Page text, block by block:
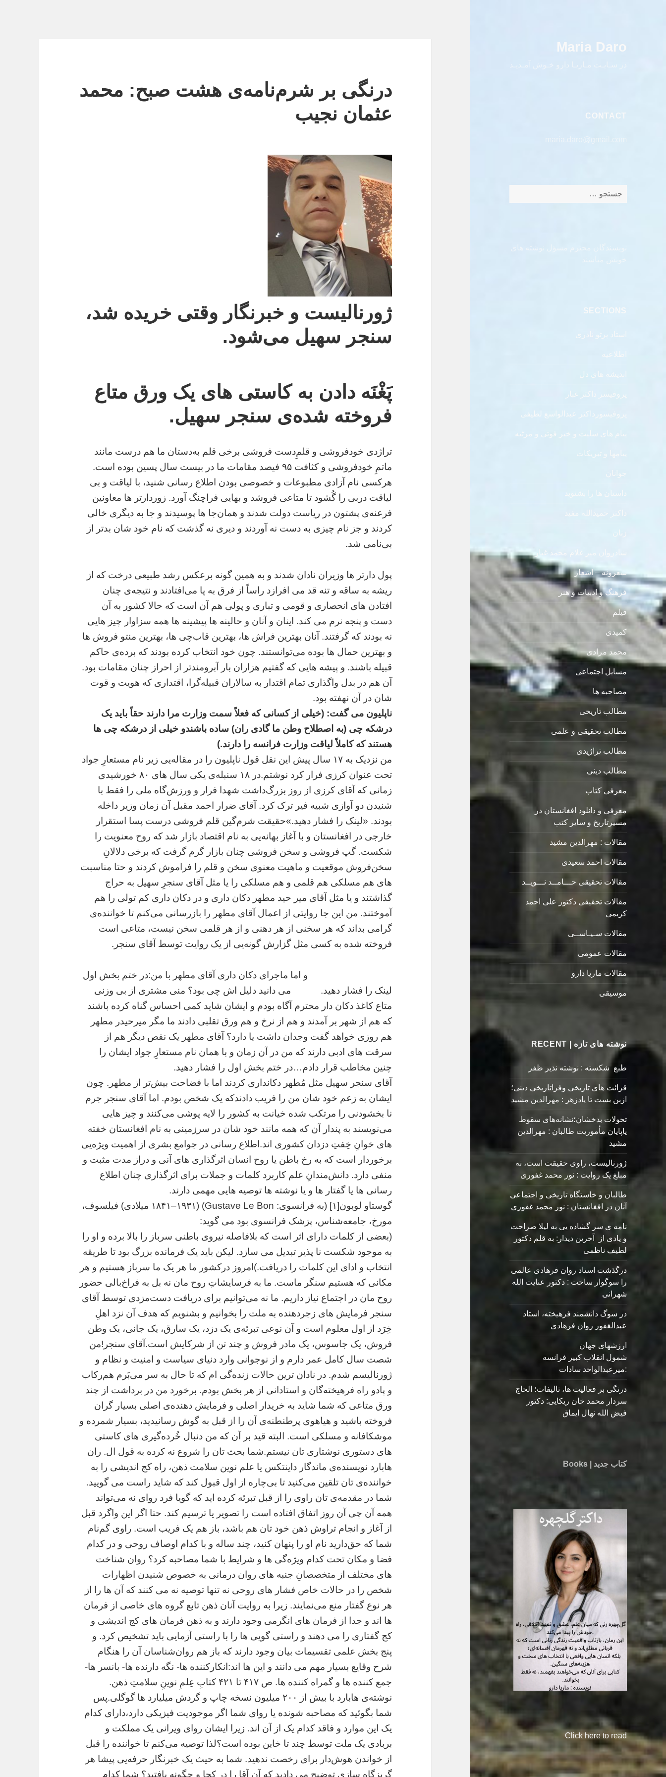
Maria Daro
در سـایـت مـاریـا دارو خـوش آمـدیـد
CONTACT
برای:
نویسندگان محترم مسؤل نوشته های
SECTIONS
استاد پرتو نادری
اطلاعیه
اندیشه های دل
پروفیسر داکتر غبار
پروفیسورداکتر عبدالواسع لطیفی
پیام های سلیت و خبر فوتی و مرثیه
پیامها و تبریکات
جوانان
داستان ها را بشنوید
داکتر حمیدالله مفید
زنان
شادروان میر غلام محمد غبار
شعرونه – اشعار
فرهنگ و ادبیات و هنر
فیلم
کمیدی
محمد مرادی
مسایل اجتماعی
مصاحبه ها
مطالب تاریخی
مطالب تحقیقی و علمی
مطالب تراژیدی
مطالب دینی
معرفی کتاب
معرفی و دانلود افغانستان در
مسیرتاریخ و سایر کتب
مقالات : مهرالدین مشید
مقالات احمد سعیدی
مقالات تحقیقی حـــامــد نـــویــد
مقالات تحقیقی دکتور علی احمد
کریمی
مقالات سـیـاســی
مقالات عمومی
مقالات ماریا دارو
موسیقی
نوشته های تازه | RECENT
طبع شکسته : نوشته نذیر ظفر
قرائت های تاریخی وفراتاریخی دینی؛
ازبن بست تا پادزهر : مهرالدین مشید
تحولات بدخشان؛نشانه‌های سقوط
یاپایان مأموریت طالبان : مهرالدین
مشید
ژورنالیست، راوی حقیقت است، نه
مبلغ یک روایت : نور محمد غفوری
طالبان و خاستگاه تاریخی و اجتماعی
آنان در افغانستان : نور محمد غفوری
نامه ی سر گشاده يی به ليلا صراحت
و یادی از آخرین دیدار: به قلم دکتور
لطیف ناظمی
درگذشت استاد روان فرهادی عالمی
را سوگوار ساخت : دکتور عنایت الله
شهرانی
در سوگ دانشمند فرهیخته، استاد
عبدالغفور روان فرهادی
ارزشهای جهان
شمول انقلاب کبیر فرانسه
:میرعبدالواحد سادات
درنگی بر فعالیت ها، تالیفات؛ الحاج
سردار محمد خان ریکایی: دکتور
فیض الله نهال ایماق
کتاب جدید | Books
Click here to read
درنگی بر شرم‌نامه‌ی هشت صبح: محمد
عثمان نجیب
ژورنالیست و خبرنگار وقتی خریده شد،
سنجر سهیل می‌شود.
پَغْنَه دادن به کاستی های یک ورق متاع
فروخته شده‌ی سنجر سهیل.
تراژدی خود‌فروشی و قلمِ‌دست فروشی برخی قلم‌ به‌دستان ما هم درست مانند
ماتمِ خود‌فروشی و کثافت ۹۵ فیصد مقامات ما در بیست سال پسین بوده است.
هرکسی نام آزادی مطبوعات و خصوصی بودن اطلاع رسانی شنید،‌ با لیاقت و بی
لیاقت دربی را گُشود تا متاعی فروشد و‌ بهایی فراچنگ آورد. زوردارتر ها معاونین
فرعنه‌ی پشتون در ریاست دولت شدند و همان‌جا ها پوسیدند و جا به دیگری خالی
کردند و جز نام چیزی به دست نه آوردند و دیری نه گذشت که نام خود شان بدتر از
بی‌نامی شد.
پول دارتر ها وزیران نادان شدند و به همین گونه برعکس رشد طبیعی درخت که از
ریشه به ساقه و تنه قد می افرازد راساً از فرق به پا می‌افتادند و نتیجه‌ی چنان
افتادن های انحصاری و قومی و تباری و پولی هم آن است که حالا کشور به آن
دست و ‌پنجه نرم می کند.‌ اینان و آنان و حالینه ها پیشینه ها همه سزاوار چیز هایی
نه بودند که گرفتند. آنان بهترین فراش ها، بهترین قاب‌چی ها‌،‌ بهترین منتو فروش ها
و‌ بهترین حمال ها بوده می‌توانستند. چون خود انتخاب کرده بودند که برده‌ی حاکم
قبیله باشند. و پیشه هایی که گفتیم هزاران بار آبرومندتر از احراز چنان مقامات بود.
آن هم در بدل واگذاری تمام اقتدار به سالاران قبیله‌‌گرا، اقتداری که هویت و قوت
شان در آن نهفته بود.
ناپلیون می گفت: (خیلی از کسانی که فعلاً سمت وزارت مرا دارند حقاً باید یک
درشکه چی (به اصطلاح وطن ما گادی ران) ساده باشندو خیلی از درشکه چی ها
هستند که کاملاً لیاقت وزارت فرانسه را دارند.)
من نزدیک به ۱۷ سال پیش این نقل قول ناپلیون را در مقاله‌یی زیر نام مستعارِ جواد
تحت عنوان کرزی فرار کرد نوشتم.در ۱۸ سنبله‌ی یکی سال های ۸۰ خورشیدی
زمانی که آقای کرزی از روز بزرگ‌داشت شهدا فرار و ورزش‌گاه ملی را فقط با
شنیدن دو آوازی شبیه فیر ترک کرد. آقای ضرار احمد مقبل آن زمان وزیر داخله
بودند. «لینک را فشار دهید.»حقیقت شرم‌گین قلم‌ فروشی درست پسا استقرار
خارجی در افغانستان و با آغاز بهانه‌یی به نام اقتصاد بازار شد که روح معنویت را
شکست. گپ فروشی و سخن فروشی چنان بازار گرم گرفت که برخی دلالانِ
سخن‌فروش موقعیت و ماهیت معنوی ‌سخن و قلم را فراموش کردند و‌ حتا مناسبت
های هم مسلکی هم قلمی و هم مسلکی را یا مثل آقای سنجرِ سهیل به حراج
گذاشتند و یا مثل آقای میر حید مطهر دکان داری و در دکان داری کم تولی را هم
آموختند. من این جا روایتی از اعمال آقای مطهر را بازرسانی می‌کنم تا خواننده‌ی
گرامی بداند که هر سخنی از هر دهنی و از هر قلمی سخن نیست، متاعی است
فروخته شده به کسی مثل گزارش گونه‌یی از یک روایت توسط آقای سنجر.
و اما‌ ماجرای دکان داری آقای مطهر با من:در ختم بخش اول
لینک را فشار دهید. می دانید دلیل اش چی بود؟ منی مشتری از بی وزنی
متاع کاغذ دکان دار محترم آگاه بودم و ایشان شاید کمی احساس گناه کرده باشند
که هم از شهر بر آمدند و هم از نرخ و هم ورق تقلبی دادند ما مگر میرحیدر مطهر
هم روزی خواهد گفت وجدان داشت یا دارد؟ آقای مطهر یک نقص دیگر هم از
سرقت های ادبی دارند که من در آن زمان و با همان نام مستعارِ جواد ایشان را
چنین مخاطب قرار دادم…در ختم بخش اول را فشار دهید.
آقای سنجر سهیل مثل مُطهر دکانداری کردند اما با فضاحت بیش‌تر از مطهر. چون
ایشان به زعم خود شان من را فریب دادندکه یک شخص بودم. اما آقای سنجر جرم
نا بخشودنی را مرتکب شده خیانت به کشور را لایه پوشی می‌کنند و چیز هایی
می‌نویسند به پندار آن که همه مانند خود شان در سرزمینی به نام افغانستان خفته
های خوانِ خِفتِ دزدان کشوری اند.اطلاع رسانی در جوامع بشری از اهمیت ویژه‌یی
برخوردار است که به رخ باطن یا روح انسان اثرگذاری های آنی و دراز مدت مثبت و
منفی دارد. دانش‌مندانِ علم کاربرد کلمات و جملات برای اثرگذاری چنان اطلاع
رسانی ها یا گفتار ها و یا نوشته ها توصیه هایی مهمی دارند.
گوستاو لوبون[۱] (به فرانسوی: Gustave Le Bon) (۱۸۴۱–۱۹۳۱ میلادی) فیلسوف،
مورخ، جامعه‌شناس، پزشک فرانسوی بود می گوید:
(بعضی از کلمات دارای اثر است که بلافاصله نیروی باطنی سرباز را بالا برده و او را
به موجود شکست نا پذیر تبدیل می سازد. لیکن باید یک فرمانده بزرگ بود تا طریقه
انتخاب و ادای این کلمات را دریافت.)امروز در‌کشور ما هر یک ما سرباز هستیم ‌و هر
مکانی که هستیم سنگر ماست. ما به فرسایشات‌ِ روح مان نه بل به فراخ‌بالی حضور
روح مان در اجتماع نیاز داریم. ما نه می‌‌توانیم برای دریافت دست‌مزدی توسط آقای
سنجر فرمایش های زجردهنده به ملت را بخوانیم و بشنویم که هدف آن نزد اهلِ
خِرَد از اول معلوم است و آن نوعی تبرئه‌ی یک دزد،‌ یک سارق، یک جانی، یک وطن
فروش،‌ یک جاسوس، یک مادر فروش و چند تن از شرکایش است.آقای سنجر!من
شصت سال کامل عمر دارم و از نوجوانی وارد دنیای سیاست و امنیت و نظام و
ژورنالیسم شدم. در نادان ‌ترین حالات زنده‌گی ام که تا حال به سر می‌بَرم هم‌رکاب
و پادو راه فرهیخته‌گان و استادانی از هر بخش بودم. برخورد من در برداشت از چند
ورق متاعی که شما شاید به خریدار اصلی و فرمایش دهنده‌ی اصلی بسیار گران
فروخته باشید و هیاهوی پرطنطنه‌ی آن را از قبل به گوش رسانیدید،‌ بسیار شمرده ‌و
موشکافانه و مسلکی است. البته قید بر آن که من دنبال خُرده‌گیری های کاستی
های دستوری نوشتاری تان نیستم.شما بحث تان را شروع نه کرده به قول ال. ران
هابارد نویسنده‌ی ماندگار داینتکس یا علم نوین سلامت ذهن، راه کج اندیشی را به
خواننده‌ی تان تلقین می‌کنید تا بی‌چاره از اول قبول کند که شاید راست می گویید.
شما در مقدمه‌ی تان راوی را از قبل تبرئه کرده اید که گویا فرد روای نه می‌تواند
همه آن چی آن روز اتفاق افتاده است را تصویر یا ترسیم کند. حتا اگر این واگرد قبل
از آغاز و انجام تراوش ذهن خود تان هم باشد، باز هم یک فریب است. راوی گم‌نام
شما که حق‌دارید نام او را پنهان کنید، چند ساله و با کدام اوصاف روحی و در کدام
فضا و مکان تحت کدام ویژه‌گی ها و شرایط با شما مصاحبه کرد؟ روان شناخت
های مختلف از متخصصانِ جنبه های روان درمانی به خصوص شنیدن اظهارات
شخص را در حالات خاص فشار های روحی نه تنها توصیه نه می کنند که آن ها را از
هر نوع گفتار منع می‌نمایند. زیرا به روایت آنان ذهن تابع گروه های خاصی از فرمان
ها اند و‌ جدا از فرمان های انگرمی وجود دارند و به ذهن فرمان های کج اندیشی ‌و
کج گفتاری را می دهند و راستی گویی ها را با راستی آزمایی باید تشخیص کرد. و
پنج بخش علمی تقسیمات بیان وجود دارند که باز هم روان‌شناسان آن را هنگام
شرح وقایع بسیار مهم می دانند و این ها اند:انکارکننده ها- نگه دارنده ها- بانسر ها-
جمع کننده ها و گمراه کننده ها. ص ۴۱۷ تا ۴۲۱ کتابِ عِلمِ نوینِ سلامتِ ذهن.
نوشته‌ی هابارد با بیش از ۲۰۰ میلیون نسخه چاپ و گردش میلیارد ها گوگلی.پس
شما بگوئید که مصاحبه شونده یا روای شما اگر موجودیت فیزیکی دارد،‌دارای کدام
یک این موارد و فاقد کدام یک از آن اند. زیرا ایشان روای ویرانی یک مملکت و
بربادی یک ملت توسط چند تا خاین بوده است؟لذا توصیه می‌کنم تا خواننده را قبل
از خواندن هوش‌دار برای رخصت ندهید. شما به حیث یک خبرنگار حرفه‌‌یی پیشا هر
گریزگاه سازی توضیح می دادید که آن آقا را در کجا ‌و چگونه یافتید؟ شما کدام